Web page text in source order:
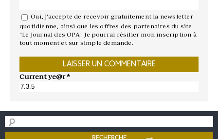
Oui, j'accepte de recevoir gratuitement la newsletter
quotidienne, ainsi que les offres des partenaires du site
"Le Journal des OPA". Je pourrai résilier mon inscription à
tout moment et sur simple demande.
Current ye@r*